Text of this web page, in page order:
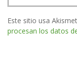
Este sitio usa
procesan los datos